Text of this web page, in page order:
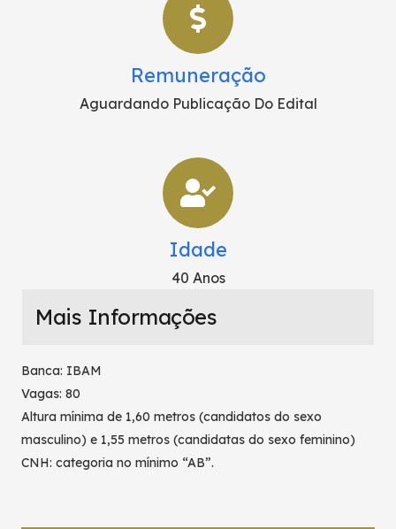
Remuneração
Aguardando Publicação Do Edital
Idade
40 Anos
Mais Informações
Banca: IBAM
Vagas: 80
Altura mínima de 1,60 metros (candidatos do sexo
masculino) e 1,55 metros (candidatas do sexo feminino)
CNH: categoria no mínimo “AB”.